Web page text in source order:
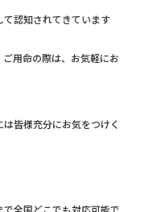
認知されてきています
用命の際は、お気軽にお
皆様充分にお気をつけく